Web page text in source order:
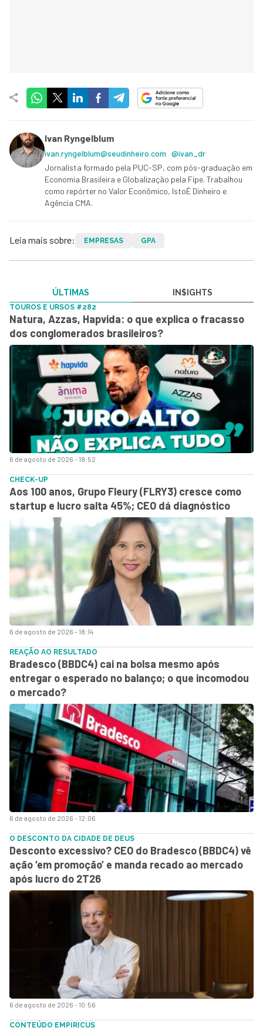
Ivan Ryngelblum
ivan.ryngelblum@seudinheiro.com @ivan_dr
Jornalista formado pela PUC-SP, com pós-graduação em
Economia Brasileira e Globalização pela Fipe. Trabalhou
como repórter no Valor Econômico, IstoÉ Dinheiro e
Agência CMA.
Leia mais sobre: EMPRESAS GPA
ÚLTIMAS IN$IGHTS
6 de agosto de 2026 - 18:52
TOUROS E URSOS #282
Natura, Azzas, Hapvida: o que explica o fracasso
dos conglomerados brasileiros?
6 de agosto de 2026 - 18:14
CHECK-UP
Aos 100 anos, Grupo Fleury (FLRY3) cresce como
startup e lucro salta 45%; CEO dá diagnóstico
6 de agosto de 2026 - 12:06
REAÇÃO AO RESULTADO
Bradesco (BBDC4) cai na bolsa mesmo após
entregar o esperado no balanço; o que incomodou
o mercado?
6 de agosto de 2026 - 10:56
O DESCONTO DA CIDADE DE DEUS
Desconto excessivo? CEO do Bradesco (BBDC4) vê
ação ‘em promoção’ e manda recado ao mercado
após lucro do 2T26
CONTEÚDO EMPIRICUS